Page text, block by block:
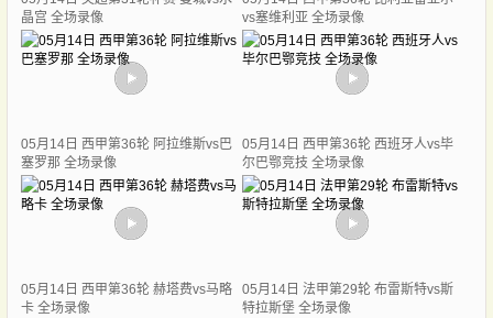
晶宫 全场录像
vs塞维利亚 全场录像
05月14日 西甲第36轮 阿拉维斯vs巴
塞罗那 全场录像
05月14日 西甲第36轮 西班牙人vs毕
尔巴鄂竞技 全场录像
05月14日 西甲第36轮 赫塔费vs马略
卡 全场录像
05月14日 法甲第29轮 布雷斯特vs斯
特拉斯堡 全场录像